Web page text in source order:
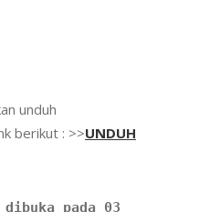
unduh
berikut : >>UNDUH
dibuka pada 03